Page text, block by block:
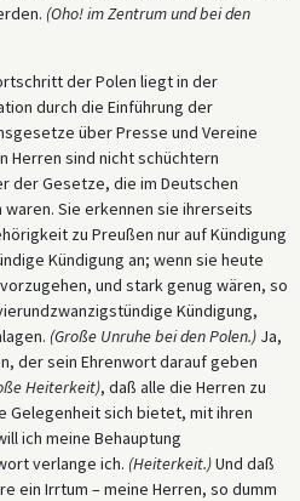
(Oho! im Zentrum und bei den
der Polen liegt in der
durch die Einführung der
über Presse und Vereine
Herren sind nicht schüchtern
der Gesetze, die im Deutschen
Sie erkennen sie ihrerseits
zu Preußen nur auf Kündigung
Kündigung an; wenn sie heute
und stark genug wären, so
Kündigung,
(Große Unruhe bei den Polen.)Ja,
der sein Ehrenwort darauf geben
Heiterkeit), daß alle die Herren zu
Gelegenheit sich bietet, mit ihren
ich meine Behauptung
verlange ich. (Heiterkeit.)Und daß
ein Irrtum – meine Herren, so dumm